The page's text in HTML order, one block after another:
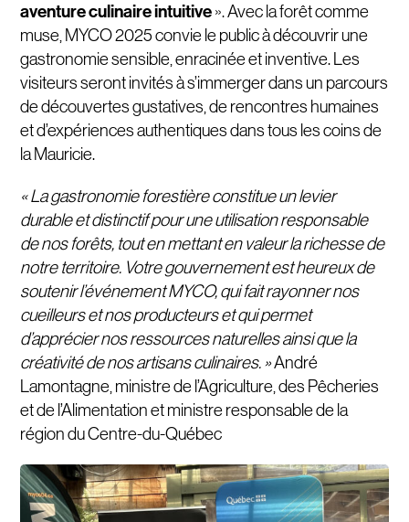
aventure culinaire intuitive». Avec la forêt comme
muse, MYCO 2025 convie le public à découvrir une
gastronomie sensible, enracinée et inventive. Les
visiteurs seront invités à s’immerger dans un parcours
de découvertes gustatives, de rencontres humaines
et d’expériences authentiques dans tous les coins de
la Mauricie.
« La gastronomie forestière constitue un levier
durable et distinctif pour une utilisation responsable
de nos forêts, tout en mettant en valeur la richesse de
notre territoire. Votre gouvernement est heureux de
soutenir l’événement MYCO, qui fait rayonner nos
cueilleurs et nos producteurs et qui permet
d’apprécier nos ressources naturelles ainsi que la
créativité de nos artisans culinaires. »André
Lamontagne, ministre de l’Agriculture, des Pêcheries
et de l’Alimentation et ministre responsable de la
région du Centre-du-Québec